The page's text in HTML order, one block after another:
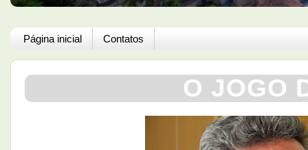
Página inicial Contatos
O JOGO